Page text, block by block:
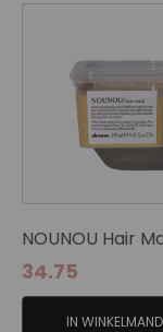
NOUNOU Hair
34.75
IN